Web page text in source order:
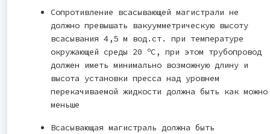
Сопротивление всасывающей магистрали не
должно превышать вакуумметрическую высоту
всасывания 4,5 м вод.ст. при температуре
окружающей среды 20
oС, при этом трубопровод
должен иметь минимально возможную длину и
высота установки пресса над уровнем
перекачиваемой жидкости должна быть как можно
меньше
Всасывающая магистраль должна быть